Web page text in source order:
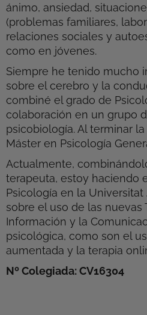
ánimo, ansiedad,
(problemas familiares,
relaciones sociales y
como en jóvenes.
Siempre he tenido mucho
sobre el cerebro y la
combiné el grado de
colaboración en un grupo
psicobiología. Al terminar
Máster en Psicología
Actualmente,
terapeuta, estoy haciendo
Psicología en la
sobre el uso de las nuevas
Información y la
psicológica, como son el
aumentada y la terapia
Nº Colegiada: CV16304